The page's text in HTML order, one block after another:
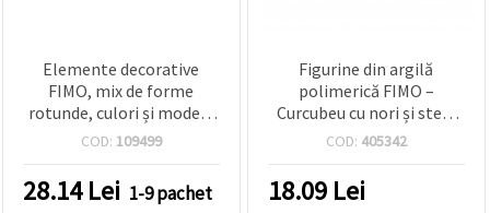
Elemente decorative
FIMO, mix de forme
rotunde, culori și modele
mixte, 4~11 x 4~6 mm - 50
COD: 109499
28.14Lei 1-9 pachet
Figurine din argilă
polimerică FIMO –
Curcubeu cu nori și stele
albe, culori pastel
albastru, verde), 37x47x3
mm, set de 2 – pentru
COD: 405342
18.09 Lei